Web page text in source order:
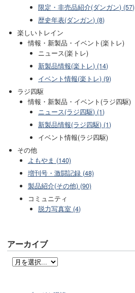
限定・非売品紹介(ダンガン) (57)
歴史年表(ダンガン) (8)
楽しいトレイン
情報・新製品・イベント(楽トレ)
ニュース(楽トレ)
新製品情報(楽トレ) (14)
イベント情報(楽トレ) (9)
ラジ四駆
情報・新製品・イベント(ラジ四駆)
ニュース(ラジ四駆) (1)
新製品情報(ラジ四駆) (1)
イベント情報(ラジ四駆)
その他
よもやま (140)
増刊号・激闘記録 (48)
製品紹介(その他) (90)
コミュニティ
脱力写真室 (4)
アーカイブ